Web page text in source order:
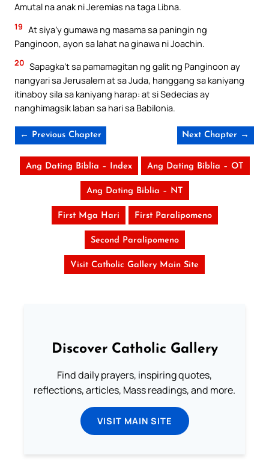
Amutal na anak ni Jeremias na taga Libna.
19 At siya’y gumawa ng masama sa paningin ng
Panginoon, ayon sa lahat na ginawa ni Joachin.
20 Sapagka’t sa pamamagitan ng galit ng Panginoon ay
nangyari sa Jerusalem at sa Juda, hanggang sa kaniyang
itinaboy sila sa kaniyang harap: at si Sedecias ay
nanghimagsik laban sa hari sa Babilonia.
← Previous Chapter Next Chapter →
Ang Dating Biblia – Index Ang Dating Biblia – OT
Ang Dating Biblia – NT
First Mga Hari First Paralipomeno
Second Paralipomeno
Visit Catholic Gallery Main Site
Discover Catholic Gallery
Find daily prayers, inspiring quotes,
reflections, articles, Mass readings, and more.
VISIT MAIN SITE